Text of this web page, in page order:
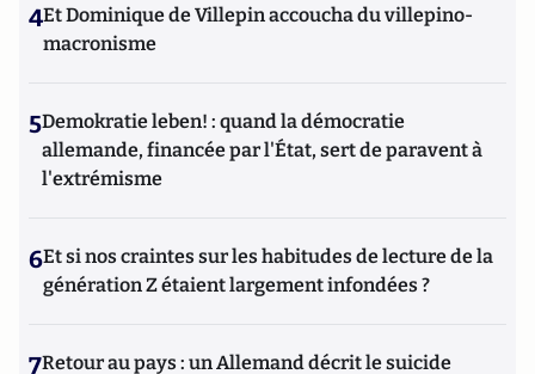
4Et Dominique de Villepin accoucha du villepino-
macronisme
5Demokratie leben! : quand la démocratie
allemande, financée par l'État, sert de paravent à
l'extrémisme
6Et si nos craintes sur les habitudes de lecture de la
génération Z étaient largement infondées ?
7Retour au pays : un Allemand décrit le suicide